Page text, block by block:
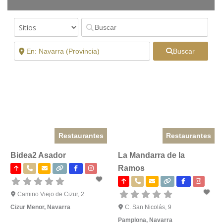
Buscar
Restaurantes
Bidea2 Asador
Camino Viejo de Cizur, 2
Cizur Menor, Navarra
Restaurantes
La Mandarra de la
Ramos
C. San Nicolás, 9
Pamplona,Navarra